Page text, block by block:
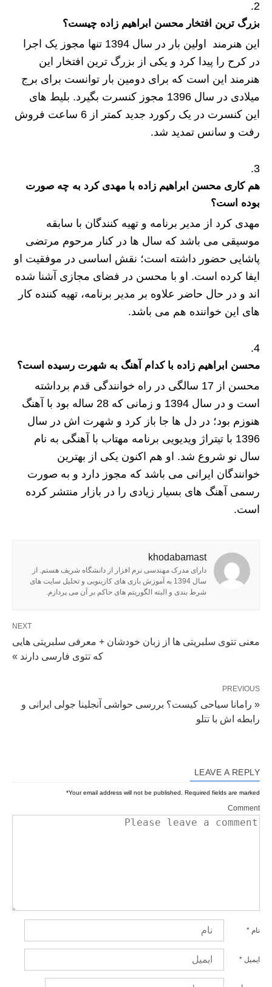
بزرگ ترین افتخار محسن ابراهیم زاده چیست؟
این هنرمند اولین بار در سال 1394 تنها مجوز یک اجرا
در کرح را پیدا کرد و یکی از بزرگ ترین افتخار این
هنرمند این است که برای دومین بار توانست برای برج
میلادی در سال 1396 مجوز کنسرت بگیرد. بلیط های
این کنسرت در یک رکورد جدید کمتر از 6 ساعت فروش
رفت و سانس تمدید شد.
هم کاری محسن ابراهیم زاده با مهدی کرد به چه صورت
بوده است؟
مهدی کرد از مدیر برنامه و تهیه کنندگان با سابقه
موسیقی می باشد که سال ها در کنار مرحوم مرتضی
پاشایی حضور داشته است؛ نقش اساسی در موفقیت او
ایفا کرده است. او با محسن در فضای مجازی آشنا شده
اند و در حال حاضر علاوه بر مدیر برنامه، تهیه کننده کار
های این خواننده هم می باشد.
محسن ابراهیم زاده با کدام آهنگ به شهرت رسیده است؟
محسن از 17 سالگی در راه خوانندگی قدم برداشته
است و در سال 1394 و زمانی که 28 ساله بود با آهنگ
هنوزم بود؛ در دل ها جا باز کرد و شهرت اش در سال
1396 با تیتراژ ویدیویی برنامه مهتاب با آهنگی به نام
سال نو شروع شد. او هم اکنون یکی از بهترین
خوانندگان ایرانی می باشد که مجوز دارد و به صورت
رسمی آهنگ های بسیار زیادی را در بازار منتشر کرده
است.
khodabamast
دارای مدرک مهندسی نرم افزار از دانشگاه شریف هستم. از
سال 1394 به آموزش بازی های کازینویی و تحلیل سایت های
شرط بندی و البته الگوریتم های حاکم بر آن می پردازم.
NEXT
معنی تتوی سلبریتی ها از زبان خودشان + معرفی سلبریتی هایی
که تتوی فارسی دارند »
PREVIOUS
« رامانا سیاحی کیست؟ بررسی حواشی آنجلینا جولی ایرانی و
رابطه اش با تتلو
LEAVE A REPLY
Your email address will not be published. Required fields are marked
*
Comment
نام *
ایمیل *